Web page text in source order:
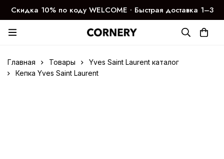
Скидка 10% по коду WELCOME ∙ Быстрая доставка 1–3
дня
Главная Товары
Yves Saint Laurent каталог
Кепка Yves Saint Laurent